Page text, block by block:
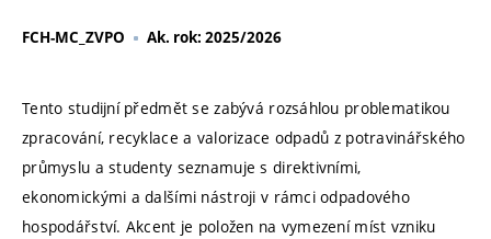
FCH-MC_ZVPO Ak. rok: 2025/2026
Tento studijní předmět se zabývá rozsáhlou problematikou
zpracování, recyklace a valorizace odpadů z potravinářského
průmyslu a studenty seznamuje s direktivními,
ekonomickými a dalšími nástroji v rámci odpadového
hospodářství. Akcent je položen na vymezení míst vzniku